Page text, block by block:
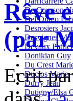
De Courson
Del Dingo
Desrosiers
Desvignes
Devaux
Donikian Guy
Du Crest
Duclos Marie
Durry Jean
Dutigny/Elsa
Rêve
(par
Ecrit